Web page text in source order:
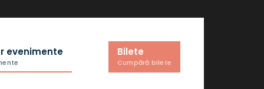
evenimente Bilete
Cumpără bilete